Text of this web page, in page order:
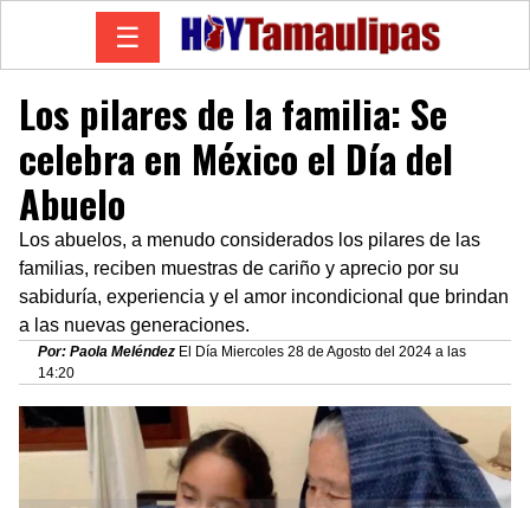
☰
Los pilares de la familia: Se
celebra en México el Día del
Abuelo
Los abuelos, a menudo considerados los pilares de las
familias, reciben muestras de cariño y aprecio por su
sabiduría, experiencia y el amor incondicional que brindan
a las nuevas generaciones.
Por: Paola Meléndez El Día Miercoles 28 de Agosto del 2024 a las
14:20